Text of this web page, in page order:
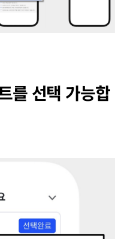
를 선택 가능합